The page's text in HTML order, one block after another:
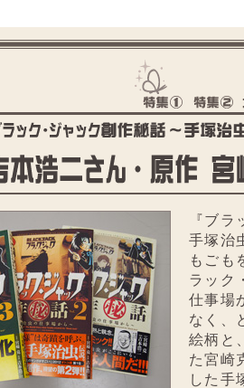
『ブ
手塚治
もごも
ラック
仕事場
なく、
絵柄と
た宮崎
した手